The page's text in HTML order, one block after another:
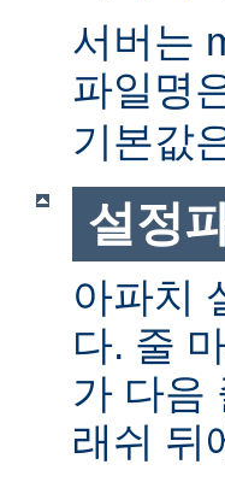
서버는
파일명
기본값
설정
아파치
다. 줄
가 다음
래쉬 뒤